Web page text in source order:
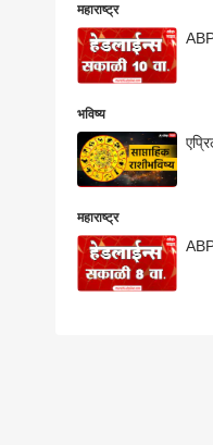
महाराष्ट्र
भविष्य
महाराष्ट्र